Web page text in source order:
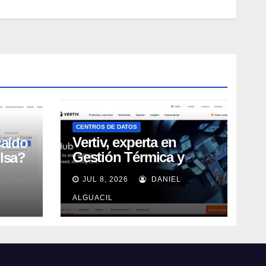
CENTROS DE DATOS
Vertiv, experta en
Gestión Térmica y
energía de Centros de
Datos, sigue su
crecimiento imparable
JUL 8, 2026 DANIEL
ALGUACIL